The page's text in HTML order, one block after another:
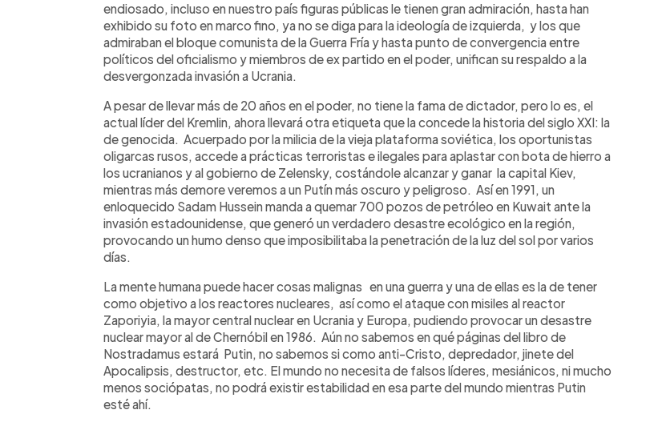
endiosado, incluso en nuestro país figuras públicas le tienen gran admiración, hasta han
exhibido su foto en marco fino, ya no se diga para la ideología de izquierda, y los que
admiraban el bloque comunista de la Guerra Fría y hasta punto de convergencia entre
políticos del oficialismo y miembros de ex partido en el poder, unifican su respaldo a la
desvergonzada invasión a Ucrania.
A pesar de llevar más de 20 años en el poder, no tiene la fama de dictador, pero lo es, el
actual líder del Kremlin, ahora llevará otra etiqueta que la concede la historia del siglo XXI: la
de genocida. Acuerpado por la milicia de la vieja plataforma soviética, los oportunistas
oligarcas rusos, accede a prácticas terroristas e ilegales para aplastar con bota de hierro a
los ucranianos y al gobierno de Zelensky, costándole alcanzar y ganar la capital Kiev,
mientras más demore veremos a un Putín más oscuro y peligroso. Así en 1991, un
enloquecido Sadam Hussein manda a quemar 700 pozos de petróleo en Kuwait ante la
invasión estadounidense, que generó un verdadero desastre ecológico en la región,
provocando un humo denso que imposibilitaba la penetración de la luz del sol por varios
días.
La mente humana puede hacer cosas malignas en una guerra y una de ellas es la de tener
como objetivo a los reactores nucleares, así como el ataque con misiles al reactor
Zaporiyia, la mayor central nuclear en Ucrania y Europa, pudiendo provocar un desastre
nuclear mayor al de Chernóbil en 1986. Aún no sabemos en qué páginas del libro de
Nostradamus estará Putin, no sabemos si como anti-Cristo, depredador, jinete del
Apocalipsis, destructor, etc. El mundo no necesita de falsos líderes, mesiánicos, ni mucho
menos sociópatas, no podrá existir estabilidad en esa parte del mundo mientras Putin
esté ahí.